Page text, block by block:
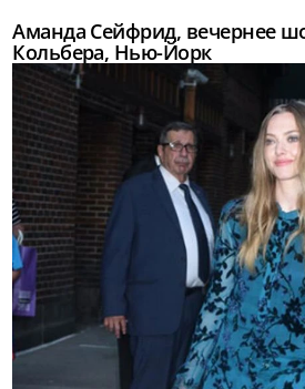
Аманда Сейфрид, вечернее
Кольбера, Нью-Йорк